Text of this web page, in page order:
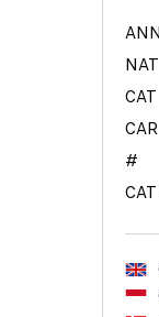
NAT
CAT
CAR
#